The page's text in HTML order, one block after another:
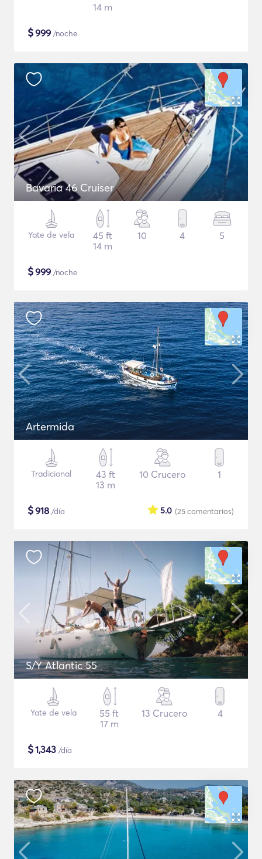
14 m
$999 /noche
Bavaria 46 Cruiser
Yate de vela
45 ft
14 m
10 4 5
$999 /noche
Artermida
Tradicional
43 ft
13 m
10 Crucero 1
$918 /día (25comentarios)
5.0
S/Y Atlantic 55
Yate de vela
55 ft
17 m
13 Crucero 4
$1,343 /día